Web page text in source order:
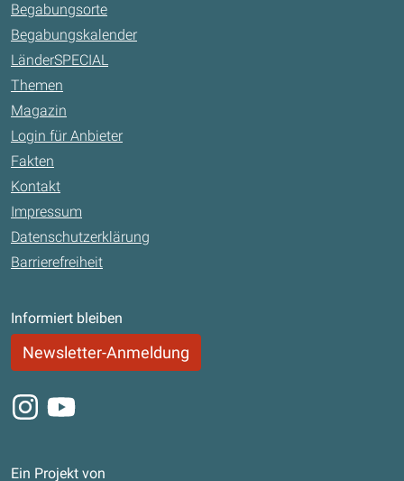
Begabungsorte
Begabungskalender
LänderSPECIAL
Themen
Magazin
Login für Anbieter
Fakten
Kontakt
Impressum
Datenschutzerklärung
Barrierefreiheit
Informiert bleiben
Newsletter-Anmeldung
Instagram
Youtube
Ein Projekt von